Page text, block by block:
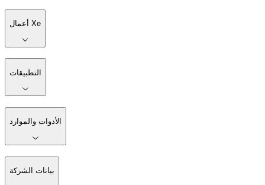
أعمال Xe
التطبيقات
الأدوات والموارد
بيانات الشركة